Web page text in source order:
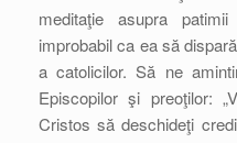
meditaţie asupra
improbabil ca ea să
a catolicilor. Să ne
Episcopilor şi preoţilor:
Cristos să deschideţi